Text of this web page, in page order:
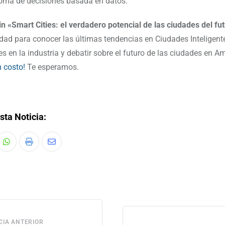
«Smart Cities: el verdadero potencial de las ciudades del
para conocer las últimas tendencias en Ciudades
en la industria y debatir sobre el futuro de las ciudades en
costo! Te esperamos.
Noticia:
ANTERIOR